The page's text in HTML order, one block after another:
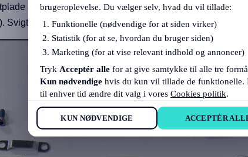
anderledes ud end det, der vises i denne
Svigter den ældre version af TH Board, kan du udskifte
brugeroplevelse. Du vælger selv, hvad du vil tillade:
Funktionelle (nødvendige for at siden virker)
Statistik (for at se, hvordan du bruger siden)
Marketing (for at vise relevant indhold og annoncer)
Tryk Acceptér alle for at give samtykke til alle tre
Kun nødvendige hvis du kun vil tillade de funktionelle.
til enhver tid ændre dit valg i vores Cookies politik.
KUN NØDVENDIGE ACCEPTÉR